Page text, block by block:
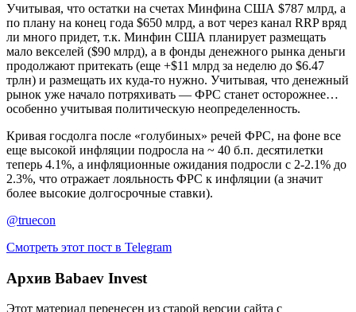
Учитывая, что остатки на счетах Минфина США $787 млрд, а
по плану на конец года $650 млрд, а вот через канал RRP вряд
ли много придет, т.к. Минфин США планирует размещать
мало векселей ($90 млрд), а в фонды денежного рынка деньги
продолжают притекать (еще +$11 млрд за неделю до $6.47
трлн) и размещать их куда-то нужно. Учитывая, что денежный
рынок уже начало потряхивать — ФРС станет осторожнее…
особенно учитывая политическую неопределенность.
Кривая госдолга после «голубиных» речей ФРС, на фоне все
еще высокой инфляции подросла на ~ 40 б.п. десятилетки
теперь 4.1%, а инфляционные ожидания подросли с 2-2.1% до
2.3%, что отражает лояльность ФРС к инфляции (а значит
более высокие долгосрочные ставки).
@truecon
Смотреть этот пост в Telegram
Архив Babaev Invest
Этот материал перенесен из старой версии сайта с